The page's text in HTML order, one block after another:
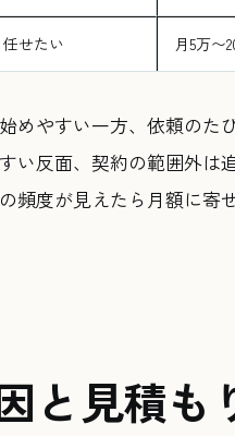
せたい 月5万〜
めやすい一方、依頼の
い反面、契約の範囲外は
頻度が見えたら月額に
と見積も